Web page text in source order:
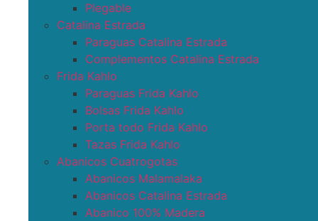
Plegable
Catalina Estrada
Paraguas Catalina Estrada
Complementos Catalina Estrada
Frida Kahlo
Paraguas Frida Kahlo
Bolsas Frida Kahlo
Porta todo Frida Kahlo
Tazas Frida Kahlo
Abanicos Cuatrogotas
Abanicos Malamalaka
Abanicos Catalina Estrada
Abanico 100% Madera